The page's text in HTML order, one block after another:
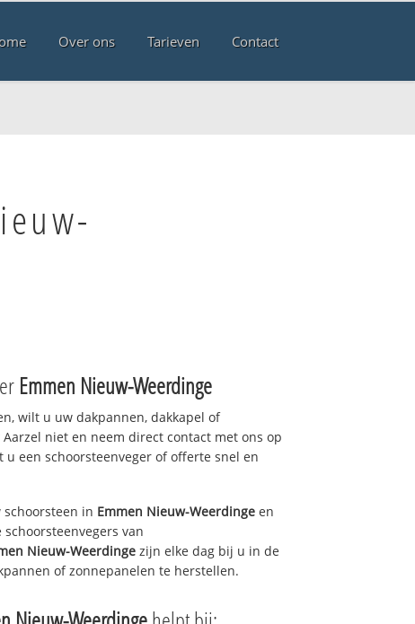
Over ons Tarieven Contact
Emmen Nieuw-Weerdinge
wilt u uw dakpannen, dakkapel of
niet en neem direct contact met ons op
u een schoorsteenveger of offerte snel en
in Emmen Nieuw-Weerdinge en
van
Nieuw-Weerdinge zijn elke dag bij u in de
of zonnepanelen te herstellen.